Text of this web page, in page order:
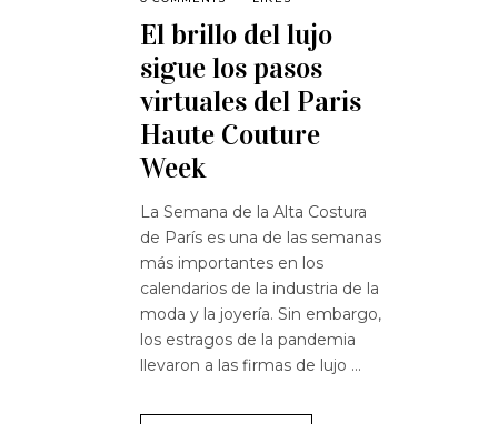
El brillo del lujo
sigue los pasos
virtuales del Paris
Haute Couture
Week
La Semana de la Alta Costura
de París es una de las semanas
más importantes en los
calendarios de la industria de la
moda y la joyería. Sin embargo,
los estragos de la pandemia
llevaron a las firmas de lujo